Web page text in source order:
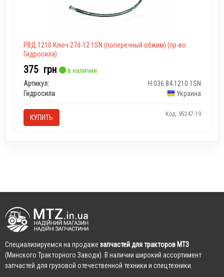
РВД 1210 Ключ 27d-12 1SN (поперечный обжим) (пр-во
Гидросила)
375 грн
в наличии
Артикул:
Н.036.84.1210 1SN
Гидросила
Украина
КУПИТЬ Код: 95247-19
Cпециализируемся на продаже запчастей для тракторов МТЗ
(Минского Тракторного Завода). В наличии широкий ассортимент
запчастей для грузовой отечественной техники и спецтехники.